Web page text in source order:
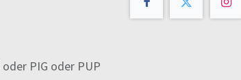
oder PIG oder PUP